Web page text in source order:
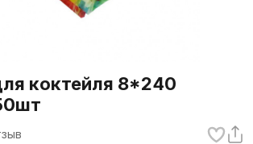
коктейля 8*240